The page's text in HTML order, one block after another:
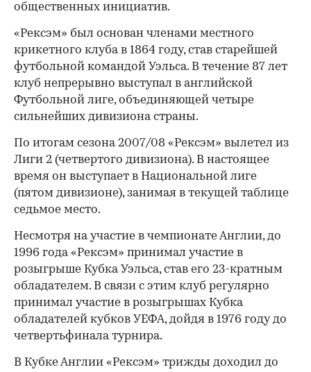
общественных инициатив.
«Рексэм» был основан членами местного
крикетного клуба в 1864 году, став старейшей
футбольной командой Уэльса. В течение 87 лет
клуб непрерывно выступал в английской
Футбольной лиге, объединяющей четыре
сильнейших дивизиона страны.
По итогам сезона 2007/08 «Рексэм» вылетел из
Лиги 2 (четвертого дивизиона). В настоящее
время он выступает в Национальной лиге
(пятом дивизионе), занимая в текущей таблице
седьмое место.
Несмотря на участие в чемпионате Англии, до
1996 года «Рексэм» принимал участие в
розыгрыше Кубка Уэльса, став его 23-кратным
обладателем. В связи с этим клуб регулярно
принимал участие в розыгрышах Кубка
обладателей кубков УЕФА, дойдя в 1976 году до
четвертьфинала турнира.
В Кубке Англии «Рексэм» трижды доходил до